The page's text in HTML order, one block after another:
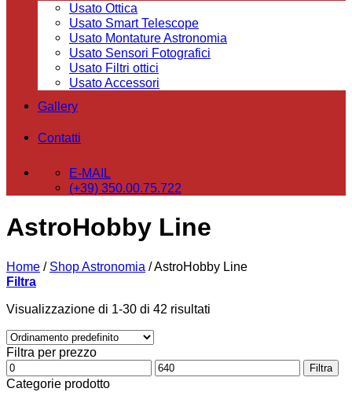
Usato Ottica
Usato Smart Telescope
Usato Montature Astronomia
Usato Sensori Fotografici
Usato Filtri ottici
Usato Accessori
Gallery
Contatti
E-MAIL
(+39) 350.00.75.722
AstroHobby Line
Home / Shop Astronomia /AstroHobby Line
Filtra
Visualizzazione di 1-30 di 42 risultati
Filtra per prezzo
Prezzo
Min
Prezzo
Max
Filtra
Categorie prodotto